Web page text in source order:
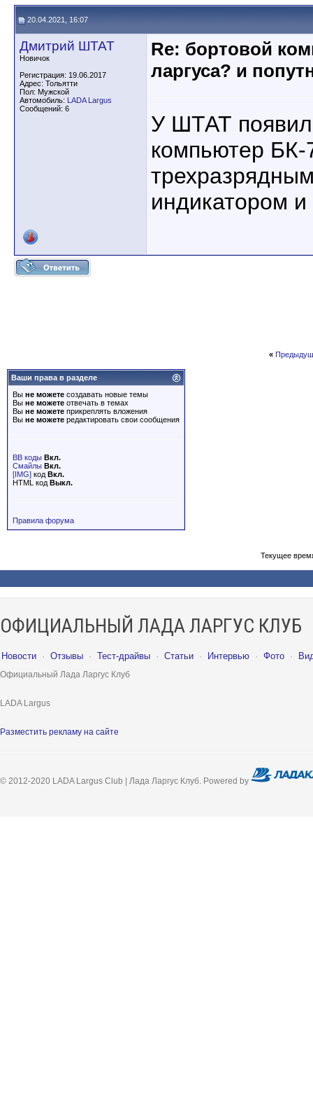
20.04.2021, 16:07
Дмитрий ШТАТ
Новичок
Регистрация: 19.06.2017
Адрес: Тольятти
Пол: Мужской
Автомобиль: LADA Largus
Сообщений: 6
Re: бортовой
ларгуса? и
У ШТАТ
компьютер
индикатором
«
Ваши права в разделе
Вы не можете создавать новые темы
Вы не можете отвечать в темах
Вы не можете прикреплять вложения
Вы не можете редактировать свои сообщения
BB коды Вкл.
Смайлы Вкл.
[IMG] код Вкл.
HTML код Выкл.
Правила форума
Текущее
ОФИЦИАЛЬНЫЙ ЛАДА ЛАРГУС КЛУБ
Новости · Отзывы · Тест-драйвы · Статьи · Интервью · Фото ·
Официальный Лада Ларгус Клуб
LADA Largus
Разместить рекламу на сайте
© 2012-2020 LADA Largus Club | Лада Ларгус Клуб. Powered by